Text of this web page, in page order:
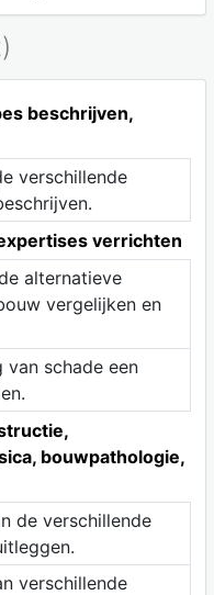
beschrijven,
verschillende
verrichten
alternatieve
vergelijken en
schade een
bouwpathologie,
de verschillende
verschillende